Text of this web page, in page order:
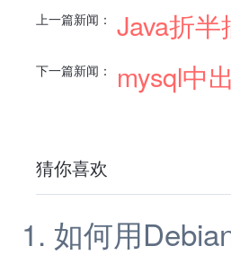
上一篇新闻： Java折
下一篇新闻： mysql中
猜你喜欢
如何用